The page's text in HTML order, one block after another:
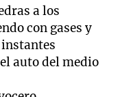
a los
con gases y
auto del medio